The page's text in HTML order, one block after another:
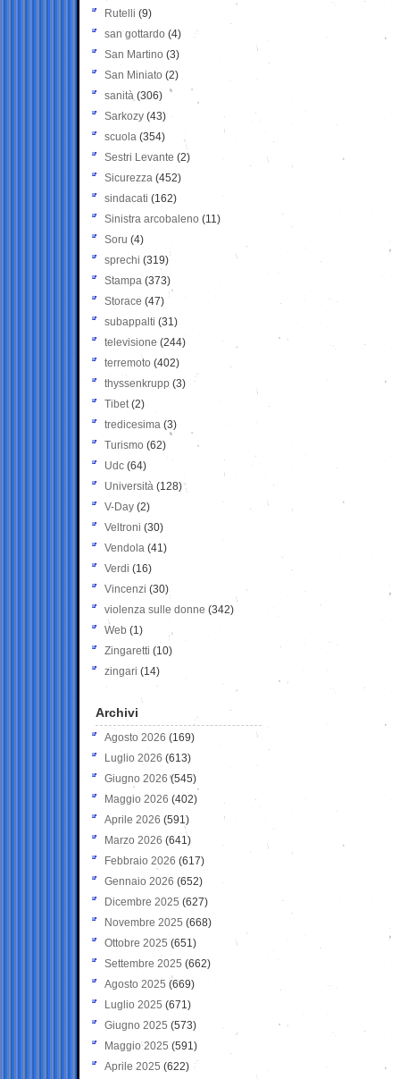
Rutelli (9)
san gottardo (4)
San Martino (3)
San Miniato (2)
sanità (306)
Sarkozy (43)
scuola (354)
Sestri Levante (2)
Sicurezza (452)
sindacati (162)
Sinistra arcobaleno (11)
Soru (4)
sprechi (319)
Stampa (373)
Storace (47)
subappalti (31)
televisione(244)
terremoto (402)
thyssenkrupp (3)
Tibet(2)
tredicesima (3)
Turismo (62)
Udc (64)
Università (128)
V-Day (2)
Veltroni (30)
Vendola (41)
Verdi (16)
Vincenzi (30)
violenza sulle donne (342)
Web (1)
Zingaretti (10)
zingari (14)
Archivi
Agosto 2026 (169)
Luglio 2026 (613)
Giugno 2026 (545)
Maggio 2026 (402)
Aprile 2026 (591)
Marzo 2026 (641)
Febbraio 2026 (617)
Gennaio 2026 (652)
Dicembre 2025 (627)
Novembre 2025 (668)
Ottobre 2025 (651)
Settembre 2025 (662)
Agosto 2025 (669)
Luglio 2025 (671)
Giugno 2025 (573)
Maggio 2025 (591)
Aprile 2025 (622)